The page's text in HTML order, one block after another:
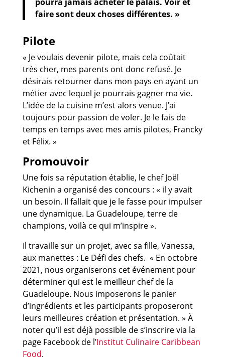
faire sont deux choses différentes. »
Pilote
« Je voulais devenir pilote, mais cela coûtait
très cher, mes parents ont donc refusé. Je
désirais retourner dans mon pays en ayant un
métier avec lequel je pourrais gagner ma vie.
L’idée de la cuisine m’est alors venue. J’ai
toujours pour passion de voler. Je le fais de
temps en temps avec mes amis pilotes, Francky
et Félix. »
Promouvoir
Une fois sa réputation établie, le chef Joël
Kichenin a organisé des concours : « il y avait
un besoin. Il fallait que je le fasse pour impulser
une dynamique. La Guadeloupe, terre de
champions, voilà ce qui m’inspire ».
Il travaille sur un projet, avec sa fille, Vanessa,
aux manettes : Le Défi des chefs. « En octobre
2021, nous organiserons cet événement pour
déterminer qui est le meilleur chef de la
Guadeloupe. Nous imposerons le panier
d’ingrédients et les participants proposeront
leurs meilleures création et présentation. » À
noter qu’il est déjà possible de s’inscrire via la
page Facebook de l’Institut Culinaire Caribbean
Food.